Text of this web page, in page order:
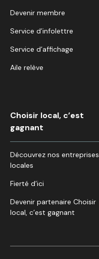
Devenir membre
Service d’infolettre
Service d’affichage
Aile relève
Choisir local, c’est
gagnant
Découvrez nos entreprises
locales
Fierté d’ici
Devenir partenaire Choisir
local, c’est gagnant